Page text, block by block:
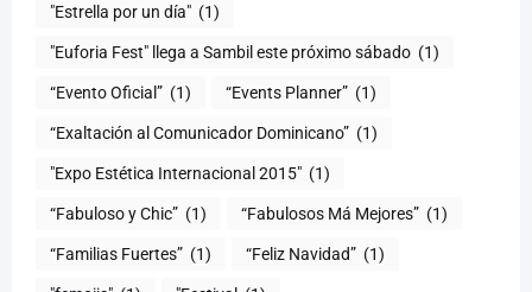
"Estrella por un día" (1)
"Euforia Fest" llega a Sambil este próximo sábado (1)
“Evento Oficial” (1) “Events Planner” (1)
“Exaltación al Comunicador Dominicano” (1)
"Expo Estética Internacional 2015" (1)
“Fabuloso y Chic” (1) “Fabulosos Má Mejores” (1)
“Familias Fuertes” (1) “Feliz Navidad” (1)